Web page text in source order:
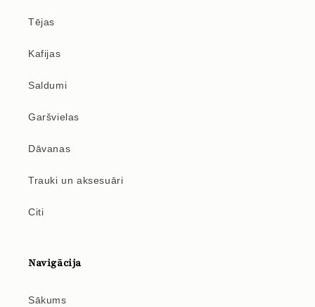
Tējas
Kafijas
Saldumi
Garšvielas
Dāvanas
Trauki un aksesuāri
Citi
Navigācija
Sākums